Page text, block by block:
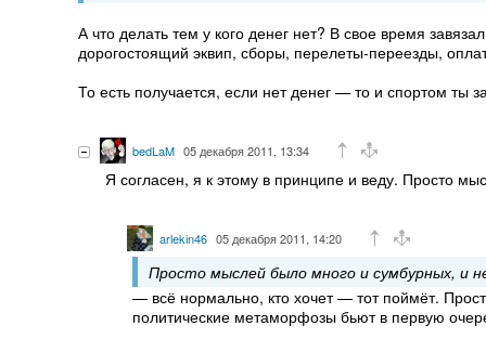
А что делать тем у кого денег нет? В свое время
дорогостоящий эквип, сборы, перелеты-переезды,
То есть получается, если нет денег — то и спортом
bedLaM 05 декабря 2011, 13:34
Я согласен, я к этому в принципе и веду. Просто
arlekin46 05 декабря 2011, 14:20
Просто мыслей было много и сумбурных, и
— всё нормально, кто хочет — тот поймёт.
политические метаморфозы бьют в первую